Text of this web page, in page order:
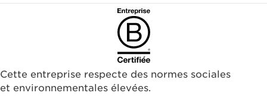
Cette entreprise respecte des normes sociales
et environnementales élevées.